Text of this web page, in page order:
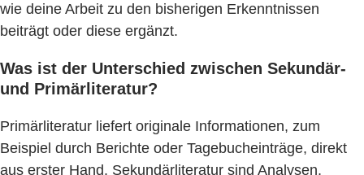
wie deine Arbeit zu den bisherigen Erkenntnissen
beiträgt oder diese ergänzt.
Was ist der Unterschied zwischen Sekundär-
und Primärliteratur?
Primärliteratur liefert originale Informationen, zum
Beispiel durch Berichte oder Tagebucheinträge, direkt
aus erster Hand. Sekundärliteratur sind Analysen,